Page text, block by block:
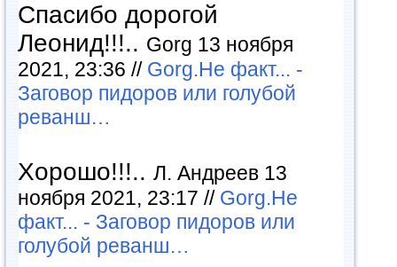
Спасибо дорогой
Леонид!!!.. Gorg 13 ноября
2021, 23:36 // Gorg.Не факт... -
Заговор пидоров или голубой
реванш…
Хорошо!!!.. Л. Андреев 13
ноября 2021, 23:17 // Gorg.Не
факт... - Заговор пидоров или
голубой реванш…